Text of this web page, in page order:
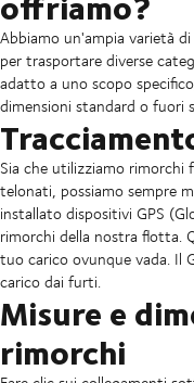
Abbiamo un'ampia varietà
per trasportare diverse
adatto a uno scopo
dimensioni standard o fuori
Sia che utilizziamo
telonati, possiamo sempre
installato dispositivi GPS
rimorchi della nostra flotta.
tuo carico ovunque vada. Il
carico dai furti.
Misure e
rimorchi